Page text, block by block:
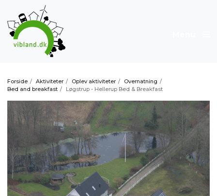
Forside / Aktiviteter / Oplev aktiviteter / Overnatning /
Bed and breakfast / Løgstrup - Hellerup Bed & Breakfast